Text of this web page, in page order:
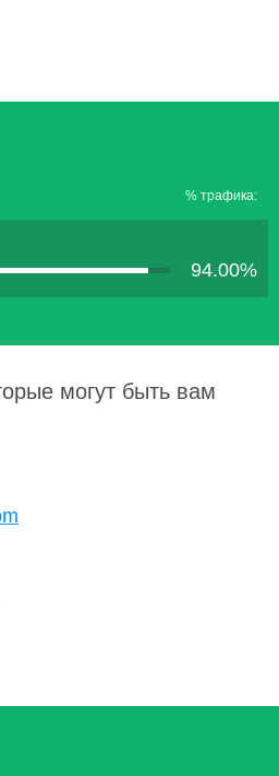
% трафика:
94.00%
могут быть вам